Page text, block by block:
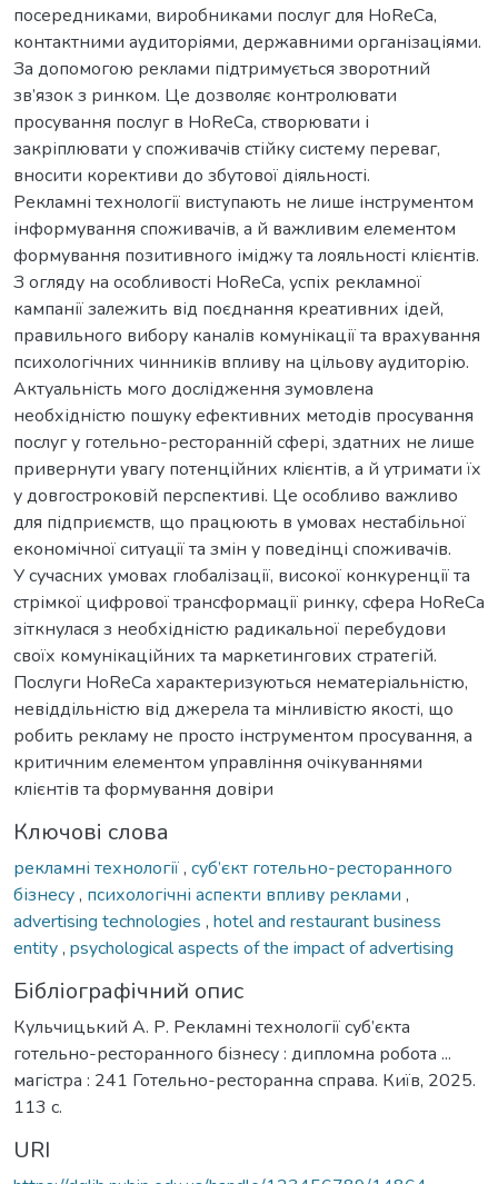
посередниками, виробниками послуг для HoReCa,
контактними аудиторіями, державними організаціями.
За допомогою реклами підтримується зворотний
зв’язок з ринком. Це дозволяє контролювати
просування послуг в HoReCa, створювати і
закріплювати у споживачiв стійку систему переваг,
вносити корективи до збутової діяльності.
Рекламні технології виступають не лише інструментом
інформування споживачів, а й важливим елементом
формування позитивного іміджу та лояльності клієнтів.
З огляду на особливості HoReCa, успіх рекламної
кампанії залежить від поєднання креативних ідей,
правильного вибору каналів комунікації та врахування
психологічних чинників впливу на цільову аудиторію.
Актуальність мого дослідження зумовлена
необхідністю пошуку ефективних методів просування
послуг у готельно-ресторанній сфері, здатних не лише
привернути увагу потенційних клiєнтів, а й утримати їх
у довгостроковій перспективі. Це особливо важливо
для підприємств, що працюють в умовах нестабільної
економічної ситуацiї та змін у поведінці споживачів.
У сучасних умовах глобалізації, високої конкуренції та
стрімкої цифрової трансформації ринку, сфера HoReCa
зіткнулася з необхідністю радикальної перебудови
своїх комунікаційних та маркетингових стратегій.
Послуги HoReCa характеризуються нематеріальністю,
невіддільністю від джерела та мінливістю якості, що
робить рекламу не просто інструментом просування, а
критичним елементом управління очікуваннями
клієнтів та формування довіри
Ключові слова
рекламні технології, суб’єкт готельно-ресторанного
бізнесу, психологічні аспекти впливу реклами ,
advertising technologies , hotel and restaurant business
entity, psychological aspects of the impact of advertising
Бібліографічний опис
Кульчицький А. Р. Рекламні технології суб’єкта
готельно-ресторанного бізнесу : дипломна робота ...
магістра : 241 Готельно-ресторанна справа. Київ, 2025.
113 с.
URI